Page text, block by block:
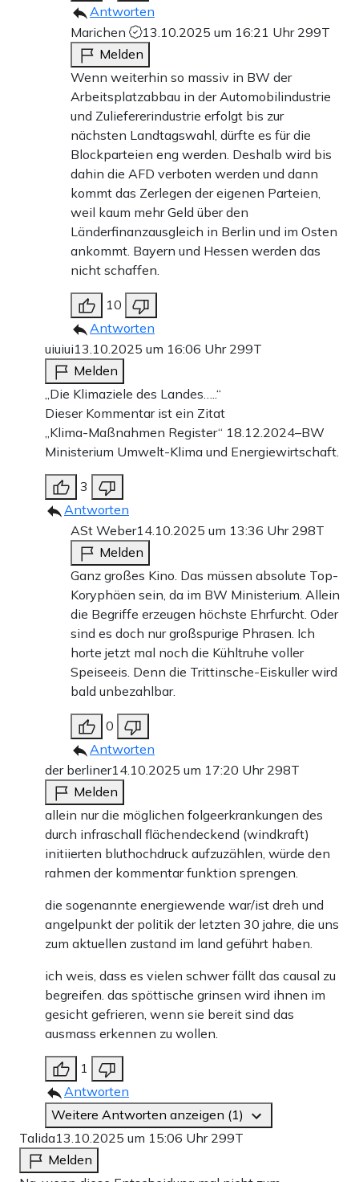
Antworten
Marichen
13.10.2025 um 16:21 Uhr 299T
Melden
Wenn weiterhin so massiv in BW der
Arbeitsplatzabbau in der Automobilindustrie
und Zuliefererindustrie erfolgt bis zur
nächsten Landtagswahl, dürfte es für die
Blockparteien eng werden. Deshalb wird bis
dahin die AFD verboten werden und dann
kommt das Zerlegen der eigenen Parteien,
weil kaum mehr Geld über den
Länderfinanzausgleich in Berlin und im Osten
ankommt. Bayern und Hessen werden das
nicht schaffen.
10
Antworten
uiuiui13.10.2025 um 16:06 Uhr 299T
Melden
„Die Klimaziele des Landes…..“
Dieser Kommentar ist ein Zitat
„Klima-Maßnahmen Register“ 18.12.2024–BW
Ministerium Umwelt-Klima und Energiewirtschaft.
3
Antworten
ASt Weber14.10.2025 um 13:36 Uhr 298T
Melden
Ganz großes Kino. Das müssen absolute Top-
Koryphäen sein, da im BW Ministerium. Allein
die Begriffe erzeugen höchste Ehrfurcht. Oder
sind es doch nur großspurige Phrasen. Ich
horte jetzt mal noch die Kühltruhe voller
Speiseeis. Denn die Trittinsche-Eiskuller wird
bald unbezahlbar.
0
Antworten
der berliner14.10.2025 um 17:20 Uhr 298T
Melden
allein nur die möglichen folgeerkrankungen des
durch infraschall flächendeckend (windkraft)
initiierten bluthochdruck aufzuzählen, würde den
rahmen der kommentar funktion sprengen.
die sogenannte energiewende war/ist dreh und
angelpunkt der politik der letzten 30 jahre, die uns
zum aktuellen zustand im land geführt haben.
ich weis, dass es vielen schwer fällt das causal zu
begreifen. das spöttische grinsen wird ihnen im
gesicht gefrieren, wenn sie bereit sind das
ausmass erkennen zu wollen.
1
Antworten
Weitere Antworten anzeigen (1)
Talida13.10.2025 um 15:06 Uhr 299T
Melden